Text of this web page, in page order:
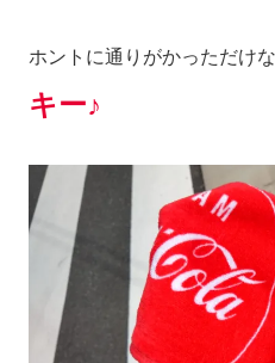
ホントに通りがかっただけ
キー♪